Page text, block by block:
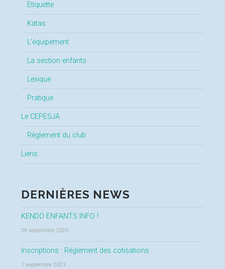
Etiquette
Katas
L’équipement
La section enfants
Lexique
Pratique
Le CEPESJA
Règlement du club
Liens
DERNIÈRES NEWS
KENDO ENFANTS INFO !
29 septembre 2025
Inscriptions : Règlement des cotisations
1 septembre 2023